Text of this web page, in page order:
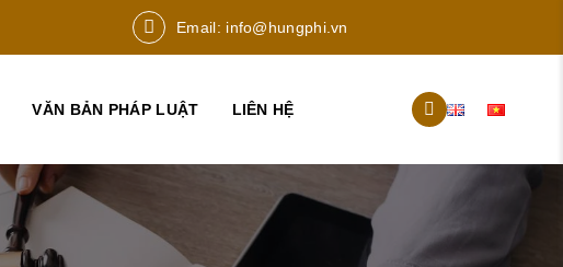
Email: info@hungphi.vn
VĂN BẢN PHÁP LUẬT LIÊN HỆ